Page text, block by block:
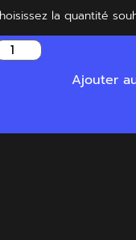
la quantité
Ajouter